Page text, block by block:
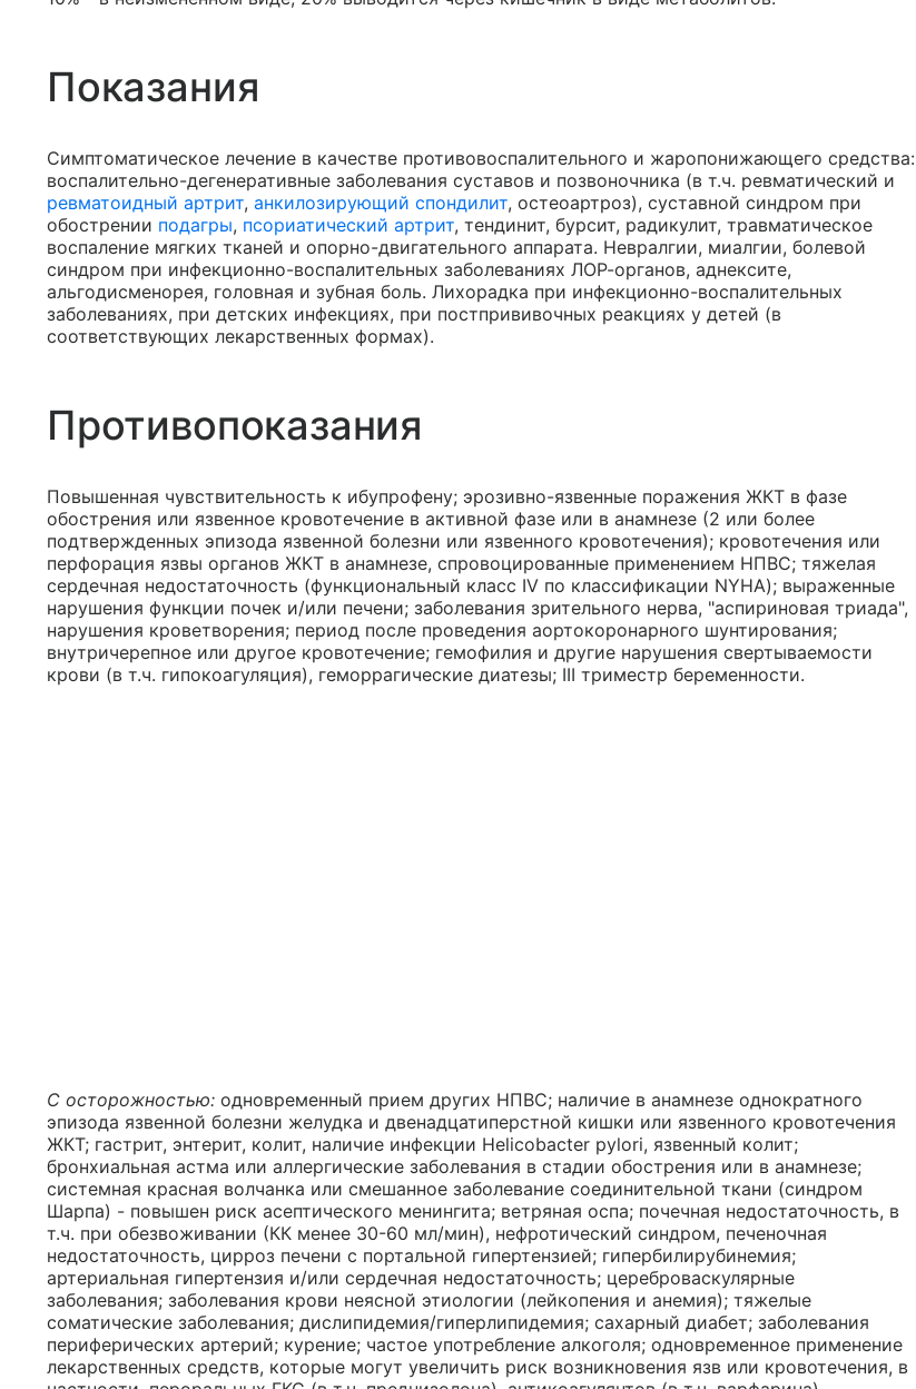
Показания
Симптоматическое лечение в качестве противовоспалительного и жаропонижающего средства:
воспалительно-дегенеративные заболевания суставов и позвоночника (в т.ч. ревматический и
ревматоидный артрит, анкилозирующий спондилит, остеоартроз), суставной синдром при
обострении подагры, псориатический артрит, тендинит, бурсит, радикулит, травматическое
воспаление мягких тканей и опорно-двигательного аппарата. Невралгии, миалгии, болевой
синдром при инфекционно-воспалительных заболеваниях ЛОР-органов, аднексите,
альгодисменорея, головная и зубная боль. Лихорадка при инфекционно-воспалительных
заболеваниях, при детских инфекциях, при постпрививочных реакциях у детей (в
соответствующих лекарственных формах).
Противопоказания
Повышенная чувствительность к ибупрофену; эрозивно-язвенные поражения ЖКТ в фазе
обострения или язвенное кровотечение в активной фазе или в анамнезе (2 или более
подтвержденных эпизода язвенной болезни или язвенного кровотечения); кровотечения или
перфорация язвы органов ЖКТ в анамнезе, спровоцированные применением НПВС; тяжелая
сердечная недостаточность (функциональный класс IV по классификации NYHA); выраженные
нарушения функции почек и/или печени; заболевания зрительного нерва, "аспириновая триада",
нарушения кроветворения; период после проведения аортокоронарного шунтирования;
внутричерепное или другое кровотечение; гемофилия и другие нарушения свертываемости
крови (в т.ч. гипокоагуляция), геморрагические диатезы; III триместр беременности.
С осторожностью: одновременный прием других НПВС; наличие в анамнезе однократного
эпизода язвенной болезни желудка и двенадцатиперстной кишки или язвенного кровотечения
ЖКТ; гастрит, энтерит, колит, наличие инфекции Helicobacter pylori, язвенный колит;
бронхиальная астма или аллергические заболевания в стадии обострения или в анамнезе;
системная красная волчанка или смешанное заболевание соединительной ткани (синдром
Шарпа) - повышен риск асептического менингита; ветряная оспа; почечная недостаточность, в
т.ч. при обезвоживании (КК менее 30-60 мл/мин), нефротический синдром, печеночная
недостаточность, цирроз печени с портальной гипертензией; гипербилирубинемия;
артериальная гипертензия и/или сердечная недостаточность; цереброваскулярные
заболевания; заболевания крови неясной этиологии (лейкопения и анемия); тяжелые
соматические заболевания; дислипидемия/гиперлипидемия; сахарный диабет; заболевания
периферических артерий; курение; частое употребление алкоголя; одновременное применение
лекарственных средств, которые могут увеличить риск возникновения язв или кровотечения, в